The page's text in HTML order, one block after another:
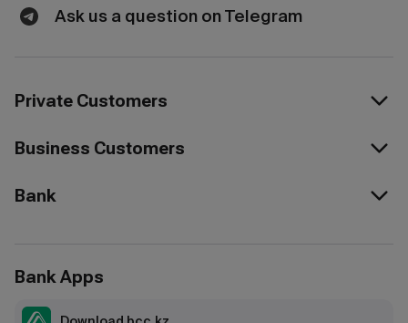
Ask us a question on Telegram
Private Customers
Business Customers
Bank
Bank Apps